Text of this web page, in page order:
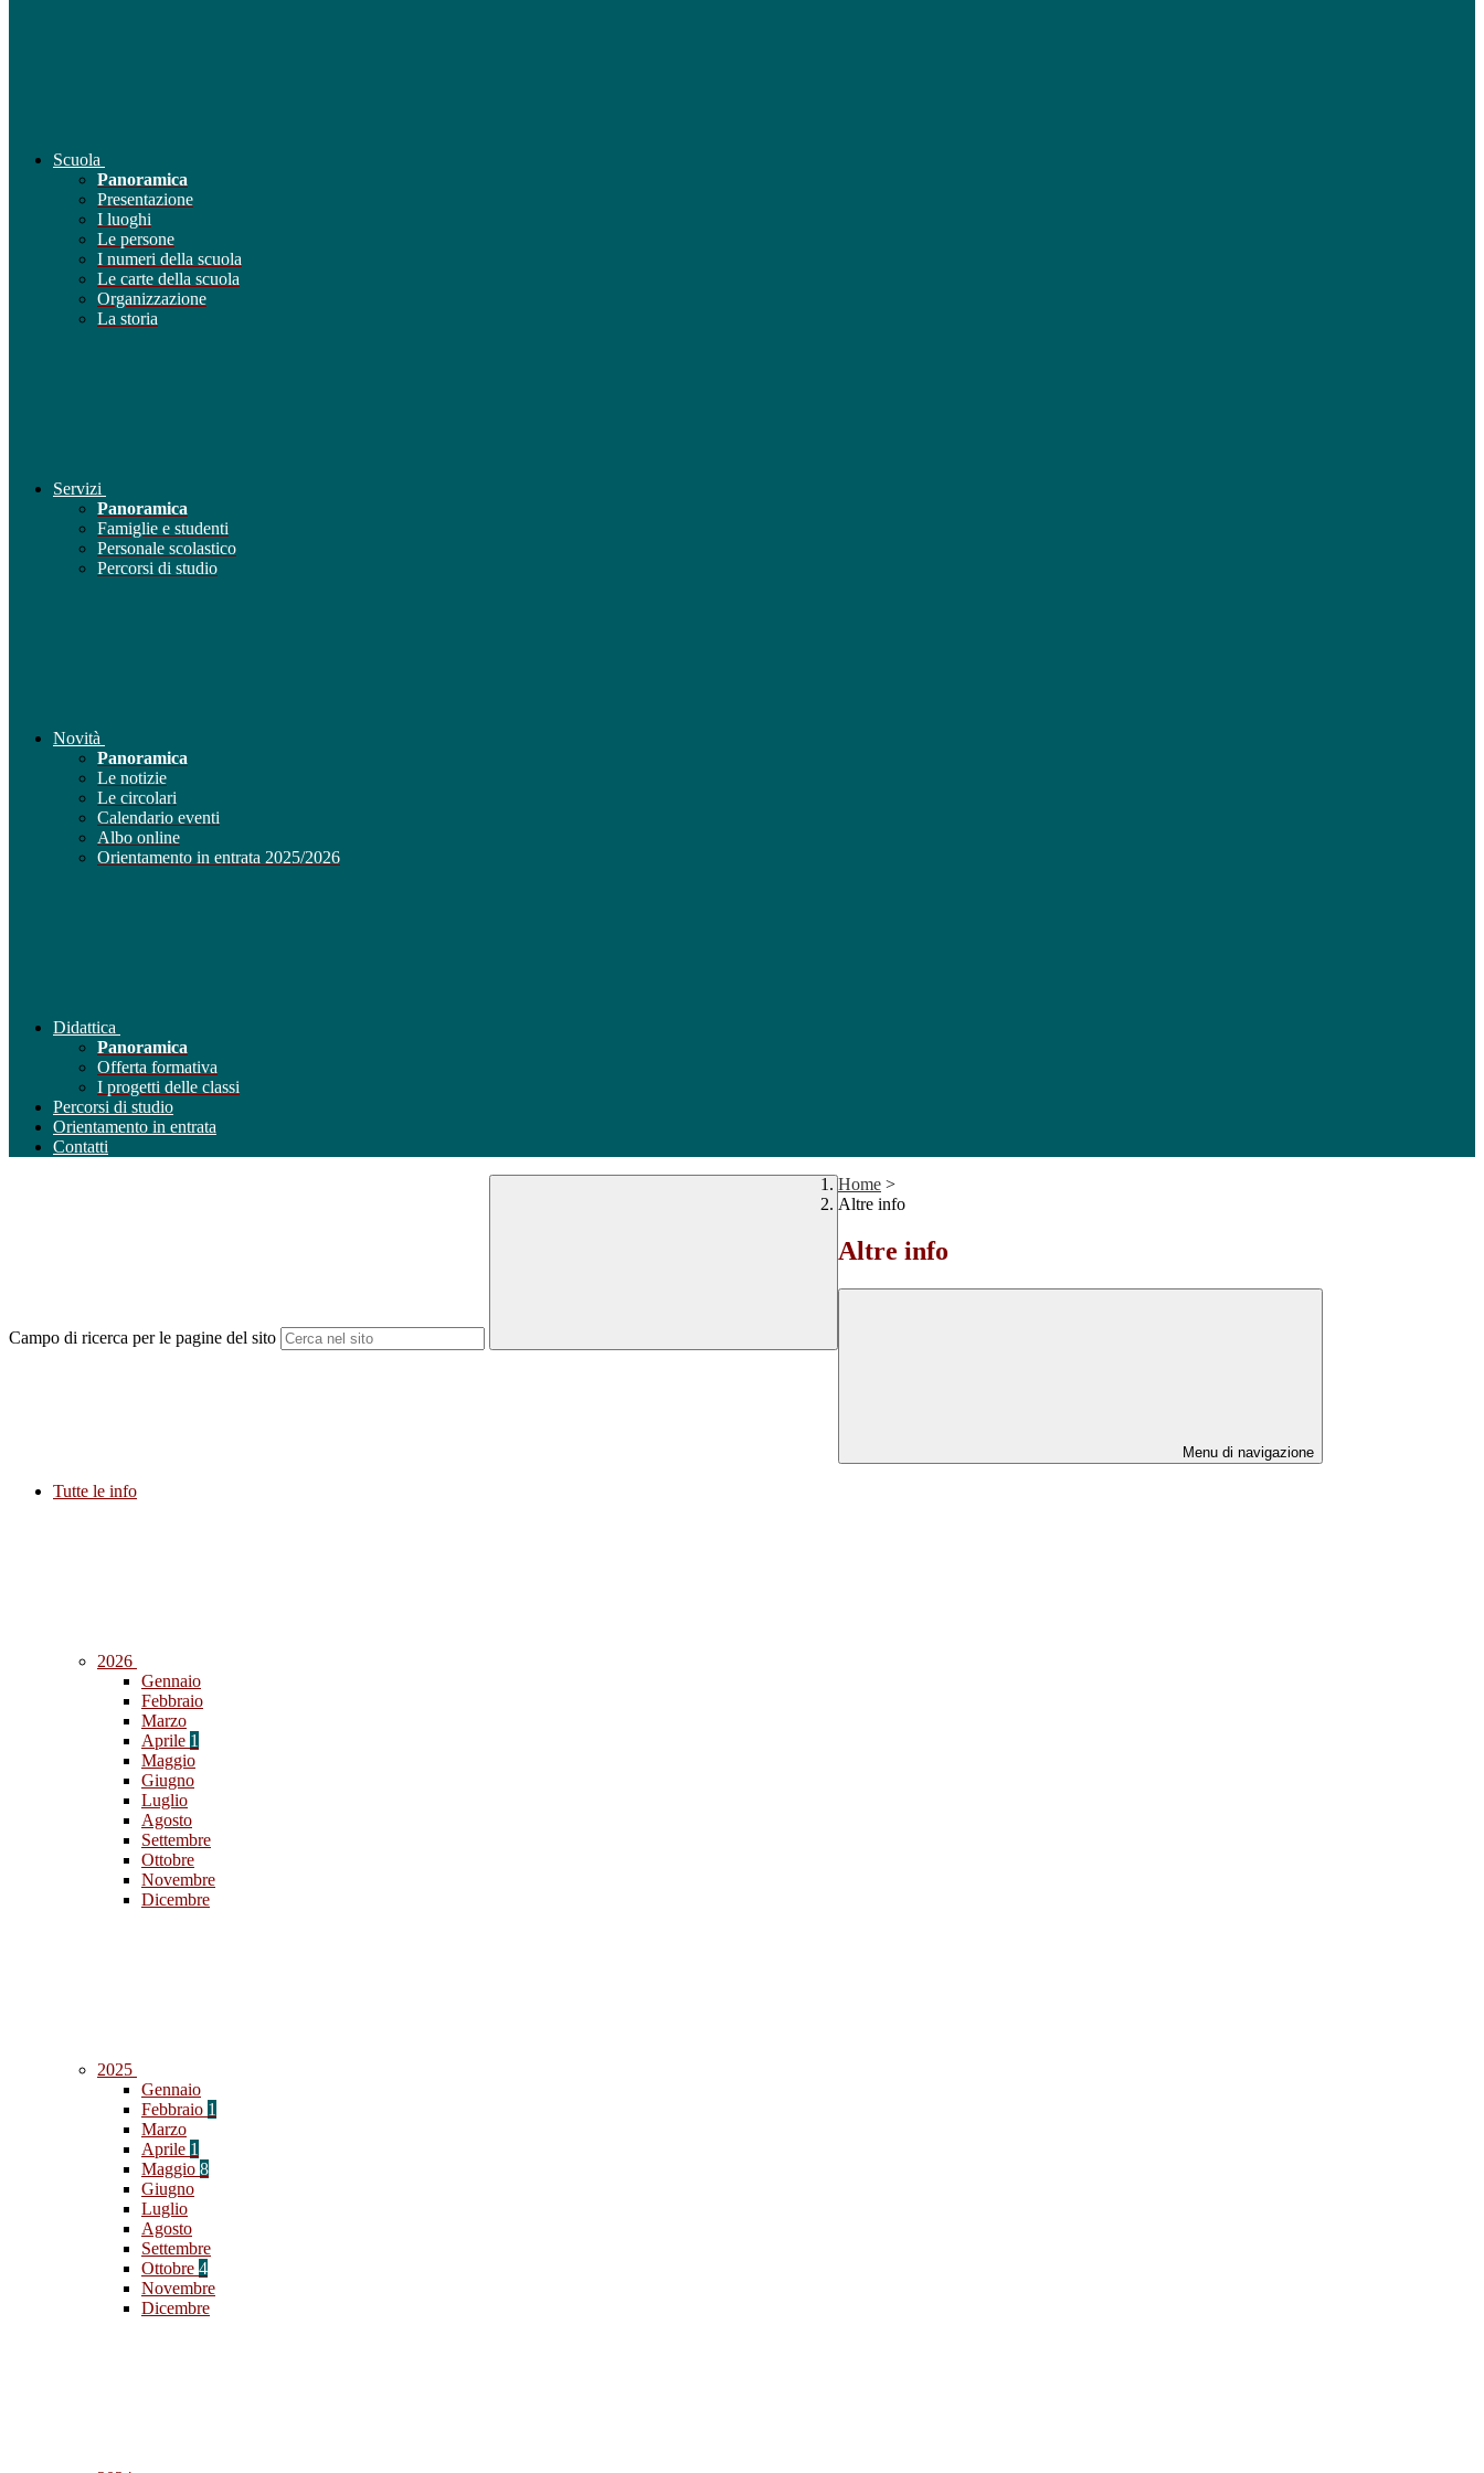
Scuola
Panoramica
Presentazione
I luoghi
Le persone
I numeri della scuola
Le carte della scuola
Organizzazione
La storia
Servizi
Panoramica
Famiglie e studenti
Personale scolastico
Percorsi di studio
Novità
Panoramica
Le notizie
Le circolari
Calendario eventi
Albo online
Orientamento in entrata 2025/2026
Didattica
Panoramica
Offerta formativa
I progetti delle classi
Percorsi di studio
Orientamento in entrata
Contatti
Campo di ricerca per le pagine del sito
Home >
Altre info
Altre info
Menu di navigazione
Tutte le info
2026
Gennaio
Febbraio
Marzo
Aprile 1
Maggio
Giugno
Luglio
Agosto
Settembre
Ottobre
Novembre
Dicembre
2025
Gennaio
Febbraio 1
Marzo
Aprile 1
Maggio 8
Giugno
Luglio
Agosto
Settembre
Ottobre 4
Novembre
Dicembre